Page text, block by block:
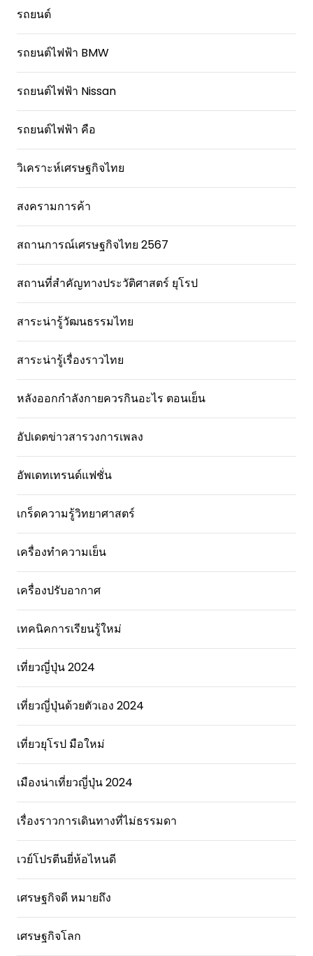
รถยนต์
รถยนต์ไฟฟ้า BMW
รถยนต์ไฟฟ้า Nissan
รถยนต์ไฟฟ้า คือ
วิเคราะห์เศรษฐกิจไทย
สงครามการค้า
สถานการณ์เศรษฐกิจไทย 2567
สถานที่สําคัญทางประวัติศาสตร์ ยุโรป
สาระน่ารู้วัฒนธรรมไทย
สาระน่ารู้เรื่องราวไทย
หลังออกกําลังกายควรกินอะไร ตอนเย็น
อัปเดตข่าวสารวงการเพลง
อัพเดทเทรนด์แฟชั่น
เกร็ดความรู้วิทยาศาสตร์
เครื่องทำความเย็น
เครื่องปรับอากาศ
เทคนิคการเรียนรู้ใหม่
เที่ยวญี่ปุ่น 2024
เที่ยวญี่ปุ่นด้วยตัวเอง 2024
เที่ยวยุโรป มือใหม่
เมืองน่าเที่ยวญี่ปุ่น 2024
เรื่องราวการเดินทางที่ไม่ธรรมดา
เวย์โปรตีนยี่ห้อไหนดี
เศรษฐกิจดี หมายถึง
เศรษฐกิจโลก